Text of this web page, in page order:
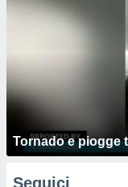
Tornado e piogge
Seguici